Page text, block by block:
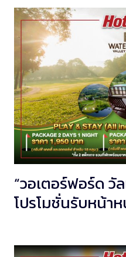
“วอเตอร์ฟอร์ด วั
โปรโมชั่นรับหน้าห